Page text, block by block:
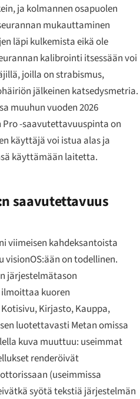
ja kolmannen osapuolen
mukauttaminen
läpi kulkemista eikä ole
kalibrointi itsessään voi
joilla on strabismus,
jälkeinen katsedysmetria.
muuhun vuoden 2026
-saavutettavuuspinta on
käyttäjä voi istua alas ja
käyttämään laitetta.
saavutettavuus
viimeisen kahdeksantoista
on todellinen.
järjestelmätason
ilmoittaa kuoren
Kirjasto, Kauppa,
luotettavasti Metan omissa
kuva muuttuu: useimmat
renderöivät
(useimmissa
syötä tekstiä järjestelmän